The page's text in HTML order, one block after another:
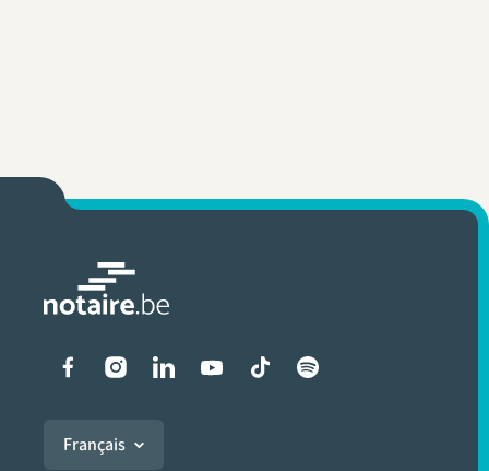
Liens vers les réseaux
Français